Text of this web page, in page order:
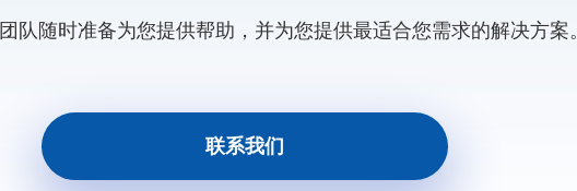
队随时准备为您提供帮助，并为您提供最适合您需求的解决方案。
联系我们